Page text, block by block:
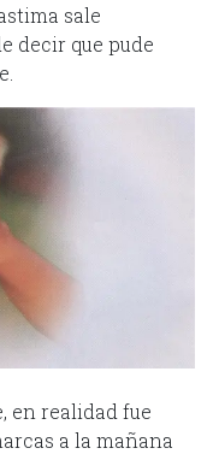
sale
decir que pude
en realidad fue
a la mañana